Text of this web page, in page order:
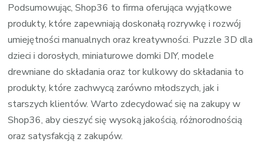
Podsumowując, Shop36 to firma oferująca wyjątkowe
produkty, które zapewniają doskonałą rozrywkę i rozwój
umiejętności manualnych oraz kreatywności. Puzzle 3D dla
dzieci i dorosłych, miniaturowe domki DIY, modele
drewniane do składania oraz tor kulkowy do składania to
produkty, które zachwycą zarówno młodszych, jak i
starszych klientów. Warto zdecydować się na zakupy w
Shop36, aby cieszyć się wysoką jakością, różnorodnością
oraz satysfakcją z zakupów.